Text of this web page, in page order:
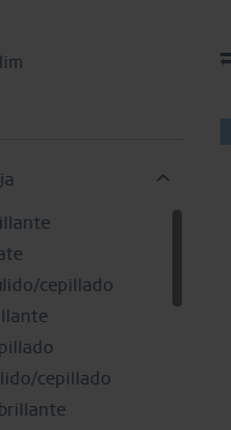
cepillado
cepillado